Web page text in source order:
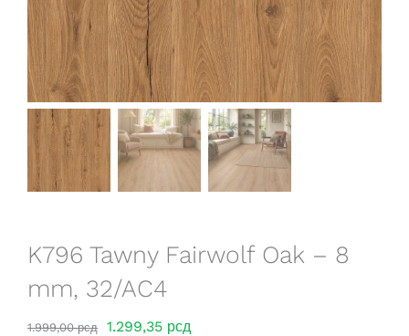
Saveti
Lokacije
K796 Tawny Fairwolf Oak – 8
mm, 32/AC4
1.999,00рсд
Оригинална
1.299,35 рсд